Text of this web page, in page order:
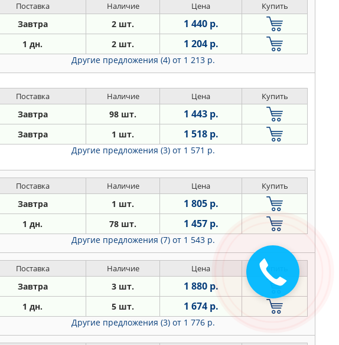
Поставка Наличие Цена Купить
Завтра 2 шт. 1 440 р.
1 дн. 2 шт. 1 204 р.
Другие предложения (4) от 1 213 р.
Поставка Наличие Цена Купить
Завтра 98 шт. 1 443 р.
Завтра 1 шт. 1 518 р.
Другие предложения (3) от 1 571 р.
Поставка Наличие Цена Купить
Завтра 1 шт. 1 805 р.
1 дн. 78 шт. 1 457 р.
Другие предложения (7) от 1 543 р.
Поставка Наличие Цена Купить
Завтра 3 шт. 1 880 р.
1 дн. 5 шт. 1 674 р.
Другие предложения (3) от 1 776 р.
Закажите
звонок